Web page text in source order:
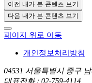
이전 내가 본 콘텐츠 보기
다음 내가 본 콘텐츠 보기
페이지 위로 이동
개인정보처리방침
04531 서울특별시 중구
대표전화 : 02-759-4114